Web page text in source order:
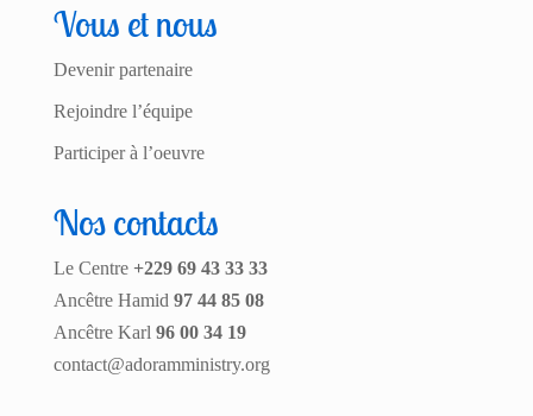
Vous et nous
Devenir partenaire
Rejoindre l’équipe
Participer à l’oeuvre
Nos contacts
Le Centre +229 69 43 33 33
Ancêtre Hamid 97 44 85 08
Ancêtre Karl 96 00 34 19
contact@adoramministry.org